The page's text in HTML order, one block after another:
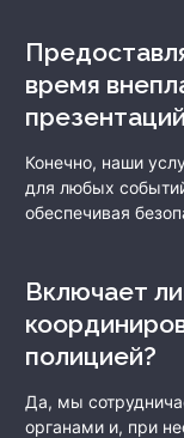
Предоставляете ли вы охрану во
время
Конечно, наши
для любых
обеспечивая
Включает ли охрана автосалонов
полицией?
Да, мы
органами и, при